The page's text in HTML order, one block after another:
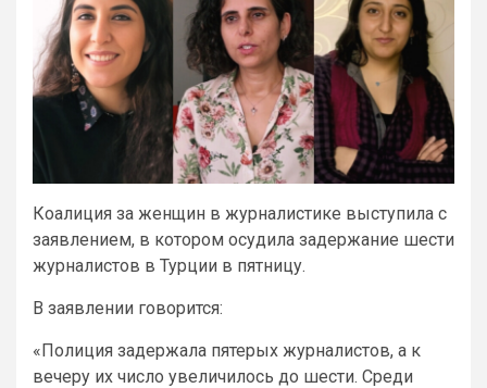
Коалиция за женщин в журналистике выступила с
заявлением, в котором осудила задержание шести
журналистов в Турции в пятницу.
В заявлении говорится:
«Полиция задержала пятерых журналистов, а к
вечеру их число увеличилось до шести. Среди